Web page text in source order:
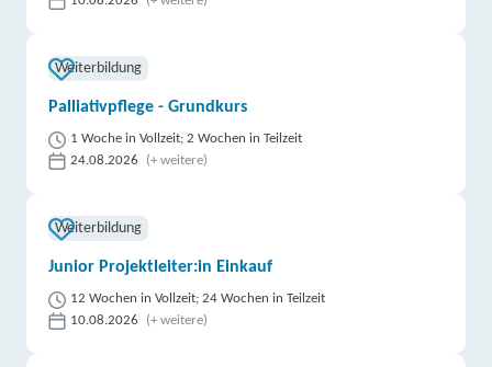
Weiterbildung
Palliativpflege - Grundkurs
1 Woche in Vollzeit; 2 Wochen in Teilzeit
24.08.2026
(+ weitere)
Weiterbildung
Junior Projektleiter:in Einkauf
12 Wochen in Vollzeit; 24 Wochen in Teilzeit
10.08.2026
(+ weitere)